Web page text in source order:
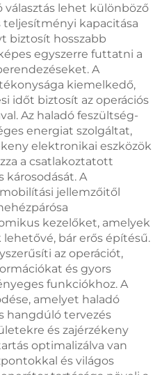
választás lehet különböző
kapacitása
biztosít hosszabb
egyszerre futtatni a
A
kiemelkedő,
időt biztosít az operációs
Az haladó feszültség-
energiat szolgáltat,
elektronikai eszközök
a csatlakoztatott
károsodását. A
jellemzőitől
kezelőket, amelyek
bár erős építésű.
az operációt,
és gyors
funkciókhoz. A
amelyet haladó
hangdúló tervezés
és zajérzékeny
optimalizálva van
és világos